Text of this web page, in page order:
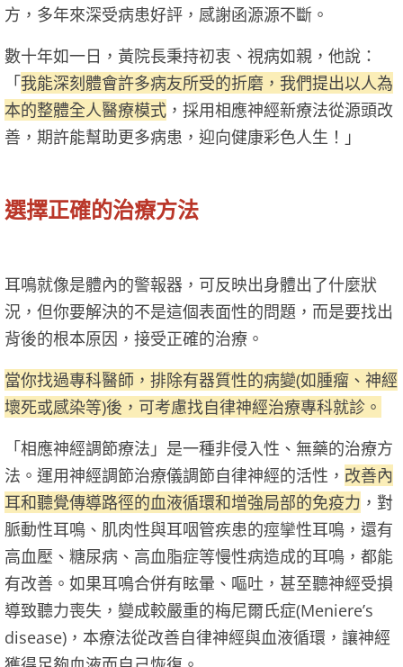
方，多年來深受病患好評，感謝函源源不斷。
數十年如一日，黃院長秉持初衷、視病如親，他說：
「我能深刻體會許多病友所受的折磨，我們提出以人為
本的整體全人醫療模式 ，採用相應神經新療法從源頭改
善，期許能幫助更多病患，迎向健康彩色人生！」
選擇正確的治療方法
耳鳴就像是體內的警報器，可反映出身體出了什麼狀
況，但你要解決的不是這個表面性的問題，而是要找出
背後的根本原因，接受正確的治療。
當你找過專科醫師，排除有器質性的病變(如腫瘤、神經
壞死或感染等)後，可考慮找自律神經治療專科就診。
「相應神經調節療法」是一種非侵入性、無藥的治療方
法。運用神經調節治療儀調節自律神經的活性， 改善內
耳和聽覺傳導路徑的血液循環和增強局部的免疫力 ，對
脈動性耳鳴、肌肉性與耳咽管疾患的痙攣性耳鳴，還有
高血壓、糖尿病、高血脂症等慢性病造成的耳鳴，都能
有改善。如果耳鳴合併有眩暈、嘔吐，甚至聽神經受損
導致聽力喪失，變成較嚴重的梅尼爾氏症(Meniere’s
disease)，本療法從改善自律神經與血液循環，讓神經